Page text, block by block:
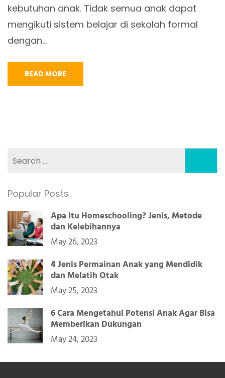
kebutuhan anak. Tidak semua anak dapat
mengikuti sistem belajar di sekolah formal
dengan…
READ MORE
Popular Posts
Apa Itu Homeschooling? Jenis, Metode
dan Kelebihannya
May 26, 2023
4 Jenis Permainan Anak yang Mendidik
dan Melatih Otak
May 25, 2023
6 Cara Mengetahui Potensi Anak Agar Bisa
Memberikan Dukungan
May 24, 2023